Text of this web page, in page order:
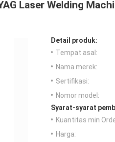
Laser Welding
Detail produk:
Tempat asal:
Nama merek:
Sertifikasi:
Nomor model:
Syarat-syarat
Kuantitas min
Harga: